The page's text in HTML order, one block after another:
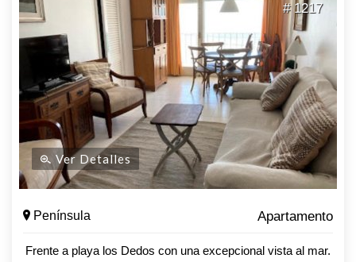
servicio de mucama todos los días del año, servicio de
playa en temporada de verano, gimnasio, sala de lecturas,
cine, lavadero (con costo), rincón infantil, taller para
imprevistos, recepción 24 horas todos los días del año,
estacionamiento vigilado, servicio de ropa blanca y mas...
# 1217
Ver Detalles
Península Apartamento
Frente a playa los Dedos con una excepcional vista al mar.